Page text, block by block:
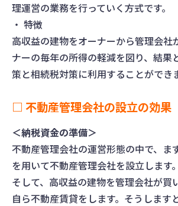
理運営の業務を行っていく方式です。
・ 特徴
高収益の建物をオーナーから管理会社
ナーの毎年の所得の軽減を図り、結果
策と相続税対策に利用することができ
□ 不動産管理会社の設立の効果
＜納税資金の準備＞
不動産管理会社の運営形態の中で、ま
を用いて不動産管理会社を設立します。
そして、高収益の建物を管理会社が買
自ら不動産賃貸をします。そうします